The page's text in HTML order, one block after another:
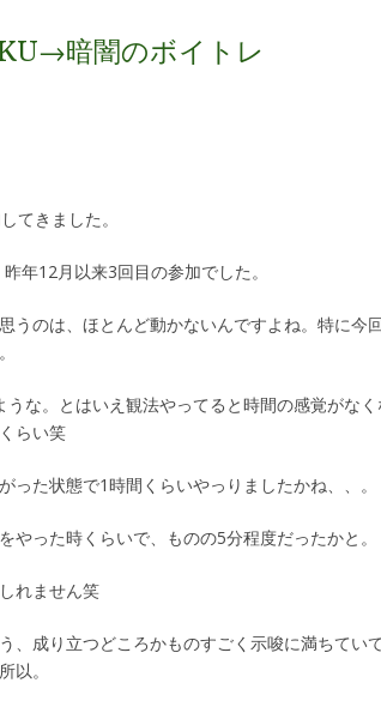
暗闇のボイトレ
てきました。
年12月以来3回目の参加でした。
うのは、ほとんど動かないんですよね。特に今
な。とはいえ観法やってると時間の感覚がなく
らい笑
た状態で1時間くらいやっりましたかね、、。
った時くらいで、ものの5分程度だったかと。
れません笑
、成り立つどころかものすごく示唆に満ちてい
以。